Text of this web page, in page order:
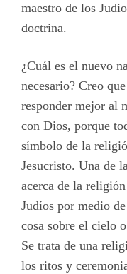
maestro de los
doctrina.
¿Cuál es el nuevo
necesario? Creo
responder mejor al
con Dios, porque
símbolo de la
Jesucristo. Una de
acerca de la
Judíos por medio
cosa sobre el cielo
Se trata de una
los ritos y